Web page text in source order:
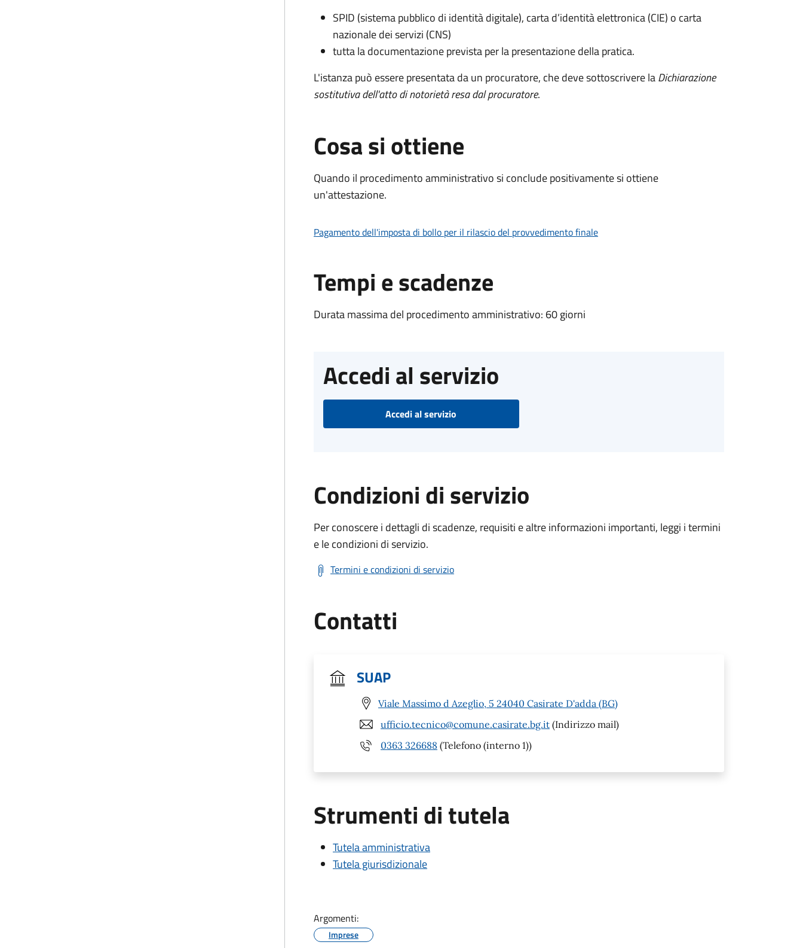
SPID (sistema pubblico di identità digitale), carta d’identità elettronica (CIE) o carta
nazionale dei servizi (CNS)
tutta la documentazione prevista per la presentazione della pratica.
L'istanza può essere presentata da un procuratore, che deve sottoscrivere laDichiarazione
sostitutiva dell'atto di notorietà resa dal procuratore.
Cosa si ottiene
Quando il procedimento amministrativo si conclude positivamente si ottiene
un'attestazione.
Pagamento dell'imposta di bollo per il rilascio del provvedimento finale
Tempi e scadenze
Durata massima del procedimento amministrativo: 60 giorni
Accedi al servizio
Accedi al servizio
Condizioni di servizio
Per conoscere i dettagli di scadenze, requisiti e altre informazioni importanti, leggi i termini
e le condizioni di servizio.
Termini e condizioni di servizio
Contatti
SUAP
Viale Massimo d Azeglio, 5 24040 Casirate D'adda (BG)
ufficio.tecnico@comune.casirate.bg.it (Indirizzo mail)
0363 326688 (Telefono (interno 1))
Strumenti di tutela
Tutela amministrativa
Tutela giurisdizionale
Argomenti:
Imprese